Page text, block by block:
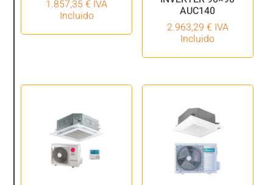
1.857,35€ IVA
Incluido
AUC140
2.963,29 € IVA
Incluido